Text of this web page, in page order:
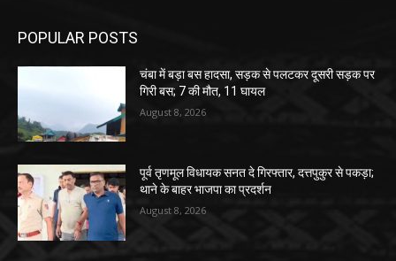
POPULAR POSTS
चंबा में बड़ा बस हादसा, सड़क से पलटकर दूसरी सड़क पर
गिरी बस; 7 की मौत, 11 घायल
August 8, 2026
पूर्व तृणमूल विधायक सनत दे गिरफ्तार, दत्तपुकुर से पकड़ा;
थाने के बाहर भाजपा का प्रदर्शन
August 8, 2026